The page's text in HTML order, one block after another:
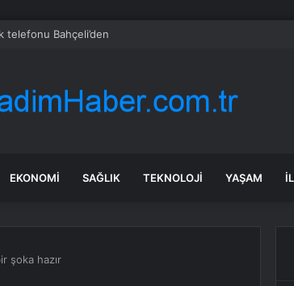
telefonu Bahçeli’den
EKONOMI SAĞLIK TEKNOLOJI YAŞAM
şoka hazır